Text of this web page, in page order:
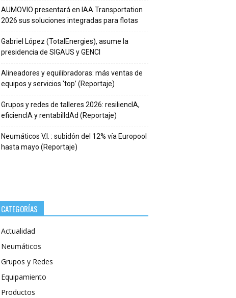
AUMOVIO presentará en IAA Transportation
2026 sus soluciones integradas para flotas
Gabriel López (TotalEnergies), asume la
presidencia de SIGAUS y GENCI
Alineadores y equilibradoras: más ventas de
equipos y servicios ‘top’ (Reportaje)
Grupos y redes de talleres 2026: resiliencIA,
eficiencIA y rentabilIdAd (Reportaje)
Neumáticos V.I. : subidón del 12% vía Europool
hasta mayo (Reportaje)
CATEGORÍAS
Actualidad
Neumáticos
Grupos y Redes
Equipamiento
Productos